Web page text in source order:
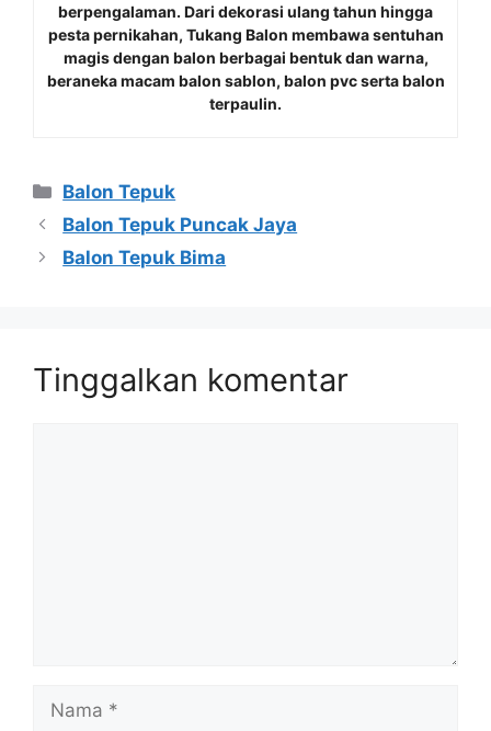
berpengalaman. Dari dekorasi ulang tahun hingga
pesta pernikahan, Tukang Balon membawa sentuhan
magis dengan balon berbagai bentuk dan warna,
beraneka macam balon sablon, balon pvc serta balon
terpaulin.
Kategori
Balon Tepuk
Balon Tepuk Puncak Jaya
Balon Tepuk Bima
Tinggalkan komentar